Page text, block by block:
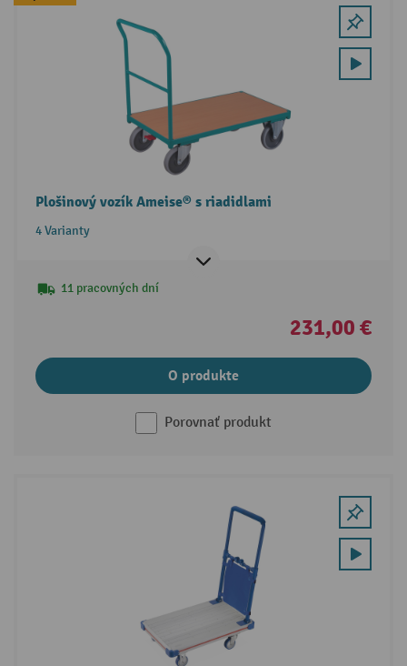
Plošinový vozík Ameise® s riadidlami
4 Varianty
11 pracovných dní
231,00 €
O produkte
Porovnať produkt